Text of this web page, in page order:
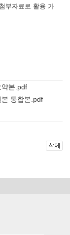
부자료로 활용 가
본.pdf
통합본.pdf